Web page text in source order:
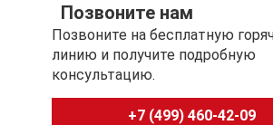
Позвоните нам
Позвоните на бесплатную
линию и получите подробную
консультацию.
+7 (499) 460-42-09